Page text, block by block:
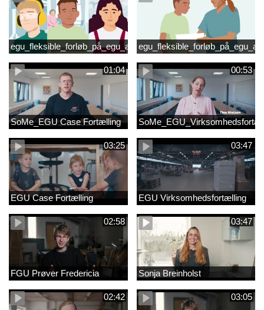
egu_fleksible_forløb_på_egu_animationsfilm_2
01:04
SoMe_EGU Case Fortælling
00:53
03:25
EGU Case Fortælling
03:47
EGU Virksomhedsfortælling
02:58
FGU Prøver Fredericia
03:47
Sonja Breinholst
02:42 03:05